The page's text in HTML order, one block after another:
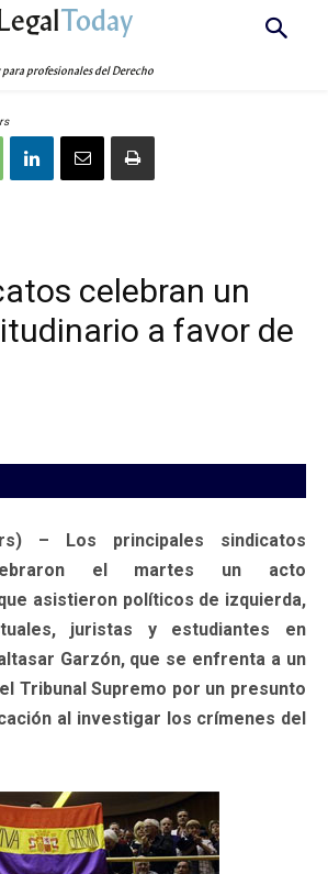
Today
para profesionales del Derecho
celebran un
a favor de
– Los principales sindicatos
el martes un acto
asistieron políticos de izquierda,
juristas y estudiantes en
Garzón, que se enfrenta a un
Tribunal Supremo por un presunto
al investigar los crímenes del